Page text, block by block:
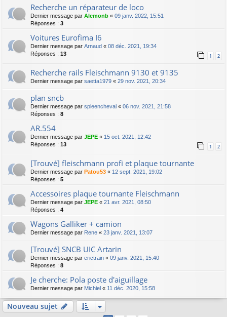
Recherche un réparateur de loco
Dernier message par Alemonb « 09 janv. 2022, 15:51
Réponses : 3
Voitures Eurofima I6
Dernier message par Arnaud « 08 déc. 2021, 19:34
Réponses : 13 1 2
Recherche rails Fleischmann 9130 et 9135
Dernier message par saetta1979 « 29 nov. 2021, 20:34
plan sncb
Dernier message par spleencheval « 06 nov. 2021, 21:58
Réponses : 8
AR.554
Dernier message par JEPE « 15 oct. 2021, 12:42
Réponses : 13 1 2
[Trouvé] fleischmann profi et plaque tournante
Dernier message par Patou53 « 12 sept. 2021, 19:02
Réponses : 5
Accessoires plaque tournante Fleischmann
Dernier message par JEPE « 21 avr. 2021, 08:50
Réponses : 4
Wagons Galliker + camion
Dernier message par Rene « 23 janv. 2021, 13:07
[Trouvé] SNCB UIC Artarin
Dernier message par erictrain « 09 janv. 2021, 15:40
Réponses : 8
Je cherche: Pola poste d'aiguillage
Dernier message par Michiel « 11 déc. 2020, 15:58
Nouveau sujet